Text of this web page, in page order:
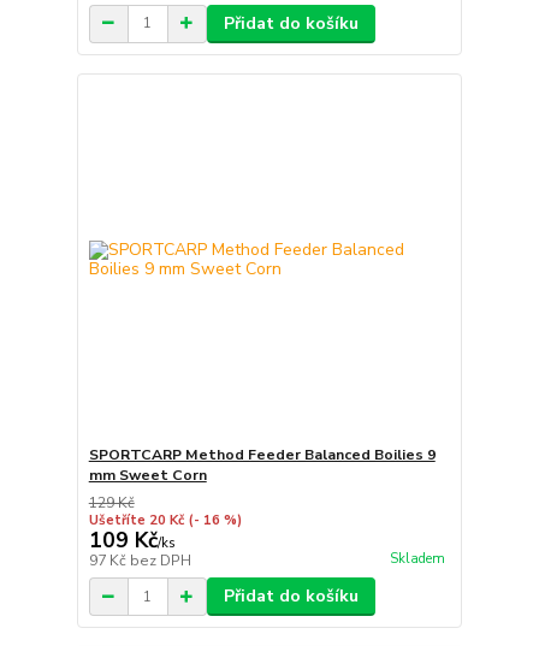
Přidat do košíku
SPORTCARP Method Feeder Balanced Boilies 9
mm Sweet Corn
129 Kč
Ušetříte 20 Kč (- 16 %)
109 Kč/ks
97 Kč bez DPH Skladem
Přidat do košíku